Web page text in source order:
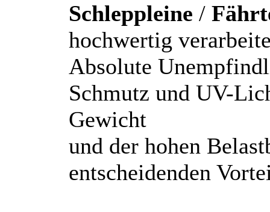
Schleppleine /
hochwertig
Absolute
Schmutz und UV-
Gewicht
und der hohen
entscheidenden